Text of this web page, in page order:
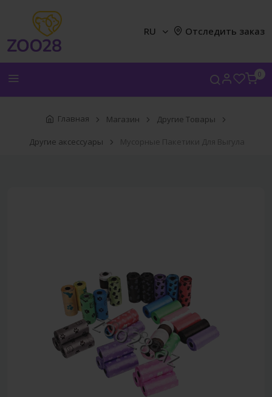
0
RU Отследить заказ
Главная Магазин Другие Товары
Другие аксессуары Мусорные Пакетики Для Выгула